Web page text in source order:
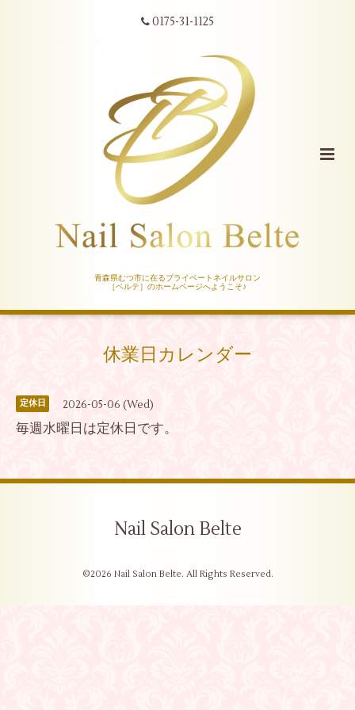
0175-31-1125
青森県むつ市に在るプライベートネイルサロン
［ベルテ］のホームページへようこそ♪
休業日カレンダー
定休日 2026-05-06 (Wed)
毎週水曜日は定休日です。
Nail Salon Belte
©2026 Nail Salon Belte. All Rights Reserved.